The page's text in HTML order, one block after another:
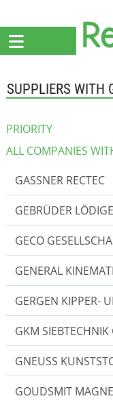
SUPPLIERS WITH
PRIORITY
ALL COMPANIES
GASSNER RECTEC
GEBRÜDER
GENERAL
GERGEN KIPPER-
GKM
GNEUSS
GOUDSMIT